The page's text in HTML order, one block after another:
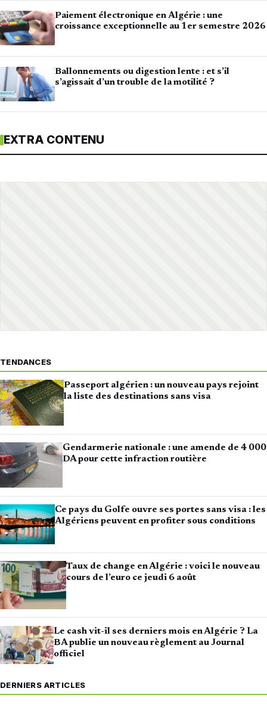
Paiement électronique en Algérie : une
croissance exceptionnelle au 1er semestre 2026
Ballonnements ou digestion lente : et s’il
s’agissait d’un trouble de la motilité ?
EXTRA CONTENU
TENDANCES
Passeport algérien : un nouveau pays rejoint
la liste des destinations sans visa
Gendarmerie nationale : une amende de 4 000
DA pour cette infraction routière
Ce pays du Golfe ouvre ses portes sans visa : les
Algériens peuvent en profiter sous conditions
Taux de change en Algérie : voici le nouveau
cours de l’euro ce jeudi 6 août
Le cash vit-il ses derniers mois en Algérie ? La
BA publie un nouveau règlement au Journal
officiel
DERNIERS ARTICLES